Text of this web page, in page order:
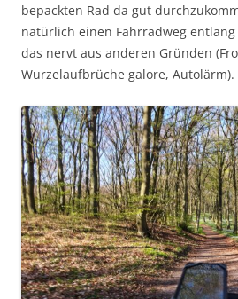
bepackten Rad da gut
natürlich einen Fahrradweg
das nervt aus anderen Gründen
Wurzelaufbrüche galore, Autolärm).